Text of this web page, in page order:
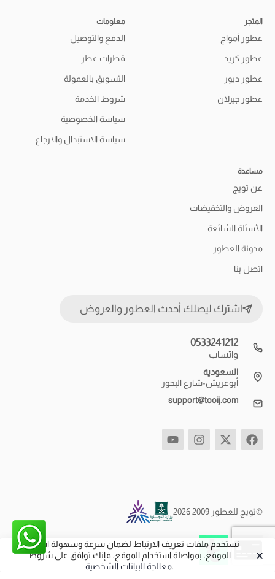
المتجر
عطور أمواج
عطور كريد
عطور ديور
عطور جيرلان
معلومات
الدفع والتوصيل
قطرات عطر
التسويق بالعمولة
شروط الخدمة
سياسة الخصوصية
سياسة الاستبدال والارجاع
مساعدة
عن تويج
العروض والتخفيضات
الأسئلة الشائعة
مدونة العطور
اتصل بنا
اشترك ليصلك أحدث العطور والعروض
0533241212
واتساب
السعودية
أبوعريش-شارع البحور
support@tooij.com
©تويج للعطور 2009 2026
نستخدم ملفات تعريف الارتباط لضمان سرعة وسهولة استخدام
الموقع. بمواصلة استخدام الموقع، فإنك توافق على شروط
معالجة البيانات الشخصية.